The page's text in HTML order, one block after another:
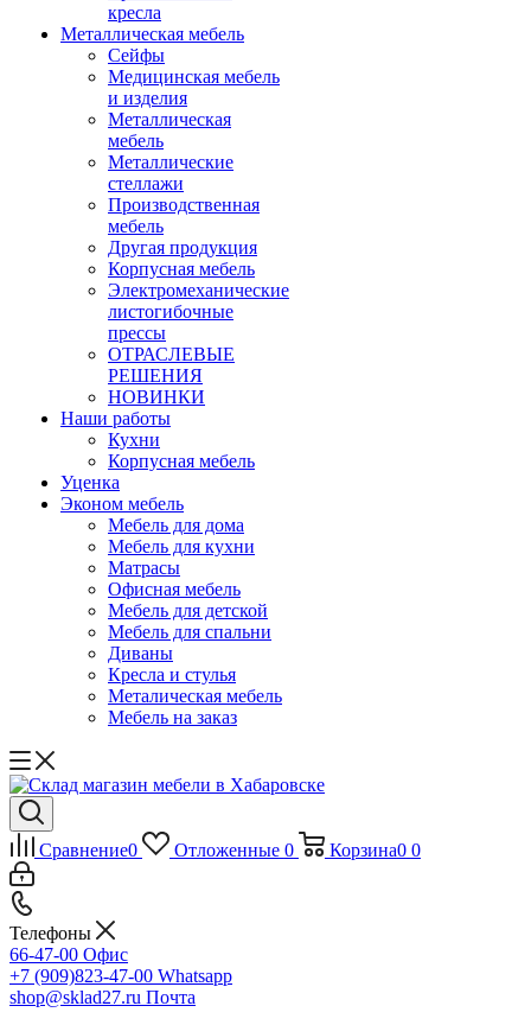
кресла
Металлическая мебель
Сейфы
Медицинская мебель
и изделия
Металлическая
мебель
Металлические
стеллажи
Производственная
мебель
Другая продукция
Корпусная мебель
Электромеханические
листогибочные
прессы
ОТРАСЛЕВЫЕ
РЕШЕНИЯ
НОВИНКИ
Наши работы
Кухни
Корпусная мебель
Уценка
Эконом мебель
Мебель для дома
Мебель для кухни
Матрасы
Офисная мебель
Мебель для детской
Мебель для спальни
Диваны
Кресла и стулья
Металическая мебель
Мебель на заказ
Сравнение0 Отложенные 0 Корзина0 0
Телефоны
66-47-00 Офис
+7 (909)823-47-00 Whatsapp
shop@sklad27.ru Почта